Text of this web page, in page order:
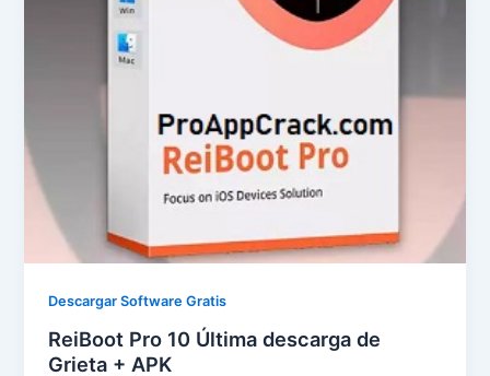
Descargar Software Gratis
ReiBoot Pro 10 Última descarga de
Grieta + APK